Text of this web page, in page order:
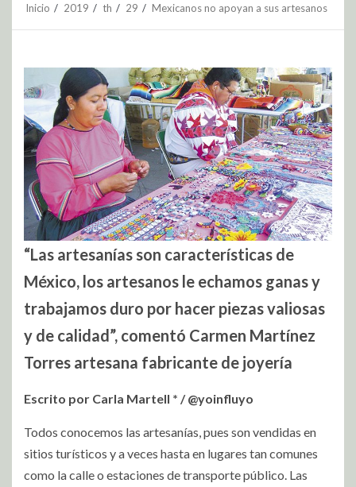
Inicio 2019 th 29 Mexicanos no apoyan a sus artesanos
“Las artesanías son características de
México, los artesanos le echamos ganas y
trabajamos duro por hacer piezas valiosas
y de calidad”, comentó Carmen Martínez
Torres artesana fabricante de joyería
Escrito por Carla Martell * / @yoinfluyo
Todos conocemos las artesanías, pues son vendidas en
sitios turísticos y a veces hasta en lugares tan comunes
como la calle o estaciones de transporte público. Las